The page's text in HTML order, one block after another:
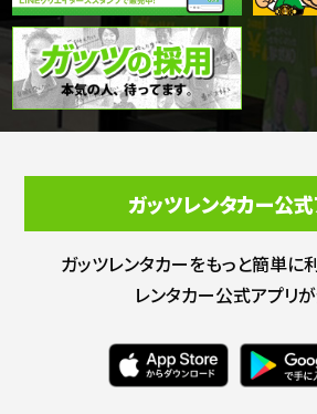
ガッツレンタカー公
ガッツレンタカーをもっと簡単に
レンタカー公式アプリが